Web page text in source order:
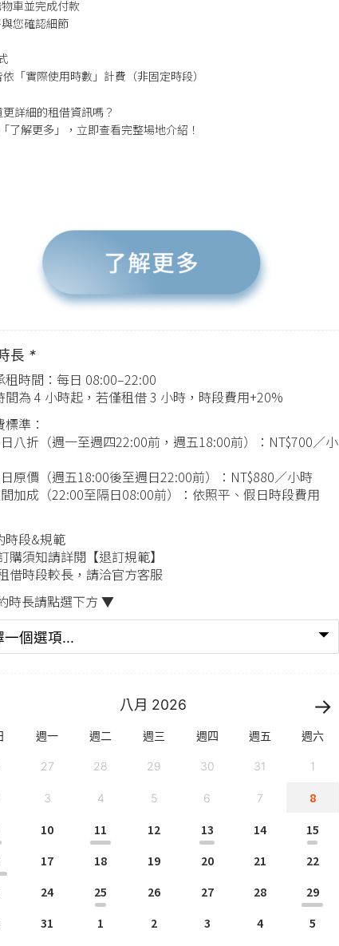
車並完成付款
您確認細節
「實際使用時數」計費（非固定時段）
詳細的租借資訊嗎？
了解更多」，立即查看完整場地介紹！
長 *
租時間：每日 08:00–22:00
間為 4 小時起，若僅租借 3 小時，時段費用+20%
準：
八折（週一至週四22:00前，週五18:00前）：NT$700／小
原價（週五18:00後至週日22:00前）：NT$880／小時
加成（22:00至隔日08:00前）：依照平、假日時段費用
時段&規範
購須知請詳閱【退訂規範】
租借時段較長，請洽官方客服
時長請點選下方 ▼
八月 2026
週一 週二 週三 週四 週五 週六
27 28 29 30 31 1
3 4 5 6 7
8
10 11 12 13 14
15
17 18 19 20 21
22
24 25 26 27 28
29
31 1 2 3 4 5